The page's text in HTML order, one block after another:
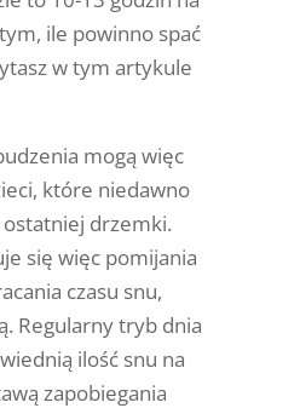
ile powinno spać
w tym artykule
mogą więc
które niedawno
ostatniej drzemki.
się więc pomijania
czasu snu,
Regularny tryb dnia
ilość snu na
zapobiegania